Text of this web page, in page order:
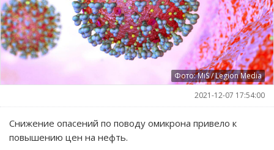
Фото: MiS / Legion Media
2021-12-07 17:54:00
Снижение опасений по поводу омикрона привело к
повышению цен на нефть.